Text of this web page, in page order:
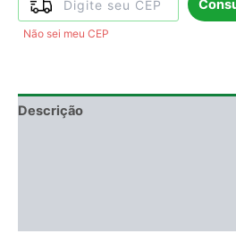
Não sei meu CEP
Descrição